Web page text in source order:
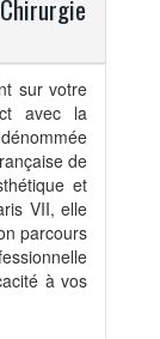
sur votre
avec la
de
et
VII, elle
parcours
à vos